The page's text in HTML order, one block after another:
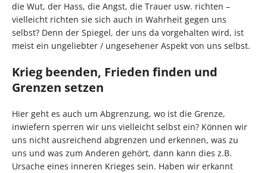
die Wut, der Hass, die Angst, die Trauer usw. richten –
vielleicht richten sie sich auch in Wahrheit gegen uns
selbst? Denn der Spiegel, der uns da vorgehalten wird, ist
meist ein ungeliebter / ungesehener Aspekt von uns selbst.
Krieg beenden, Frieden finden und
Grenzen setzen
Hier geht es auch um Abgrenzung, wo ist die Grenze,
inwiefern sperren wir uns vielleicht selbst ein? Können wir
uns nicht ausreichend abgrenzen und erkennen, was zu
uns und was zum Anderen gehört, dann kann dies z.B.
Ursache eines inneren Krieges sein. Haben wir erkannt